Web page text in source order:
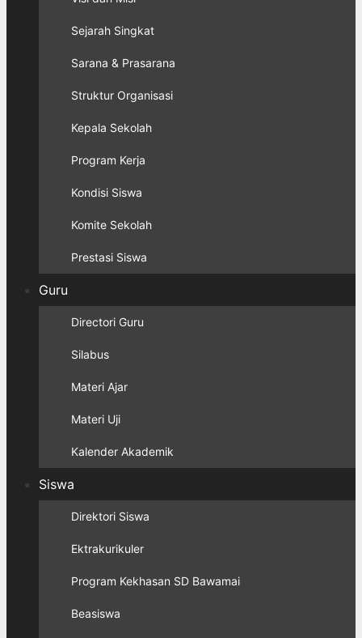
Sejarah Singkat
Sarana & Prasarana
Struktur Organisasi
Kepala Sekolah
Program Kerja
Kondisi Siswa
Komite Sekolah
Prestasi Siswa
Guru
Directori Guru
Silabus
Materi Ajar
Materi Uji
Kalender Akademik
Siswa
Direktori Siswa
Ektrakurikuler
Program Kekhasan SD Bawamai
Beasiswa